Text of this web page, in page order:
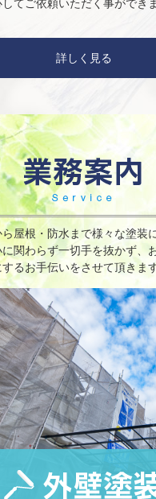
てご依頼いただく事ができま
詳しく見る
屋根・防水まで様々な塗装
関わらず一切手を抜かず、
るお手伝いをさせて頂きます